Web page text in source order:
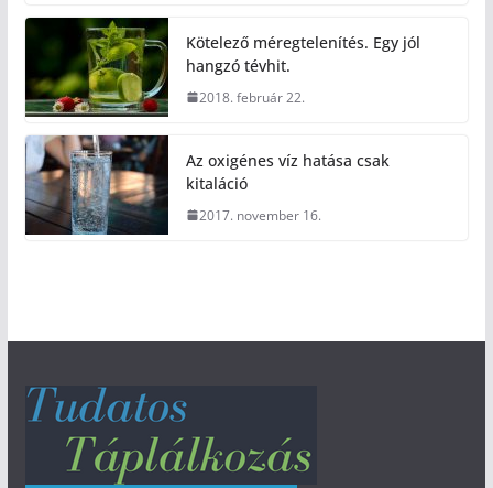
Kötelező méregtelenítés. Egy jól
hangzó tévhit.
2018. február 22.
Az oxigénes víz hatása csak
kitaláció
2017. november 16.